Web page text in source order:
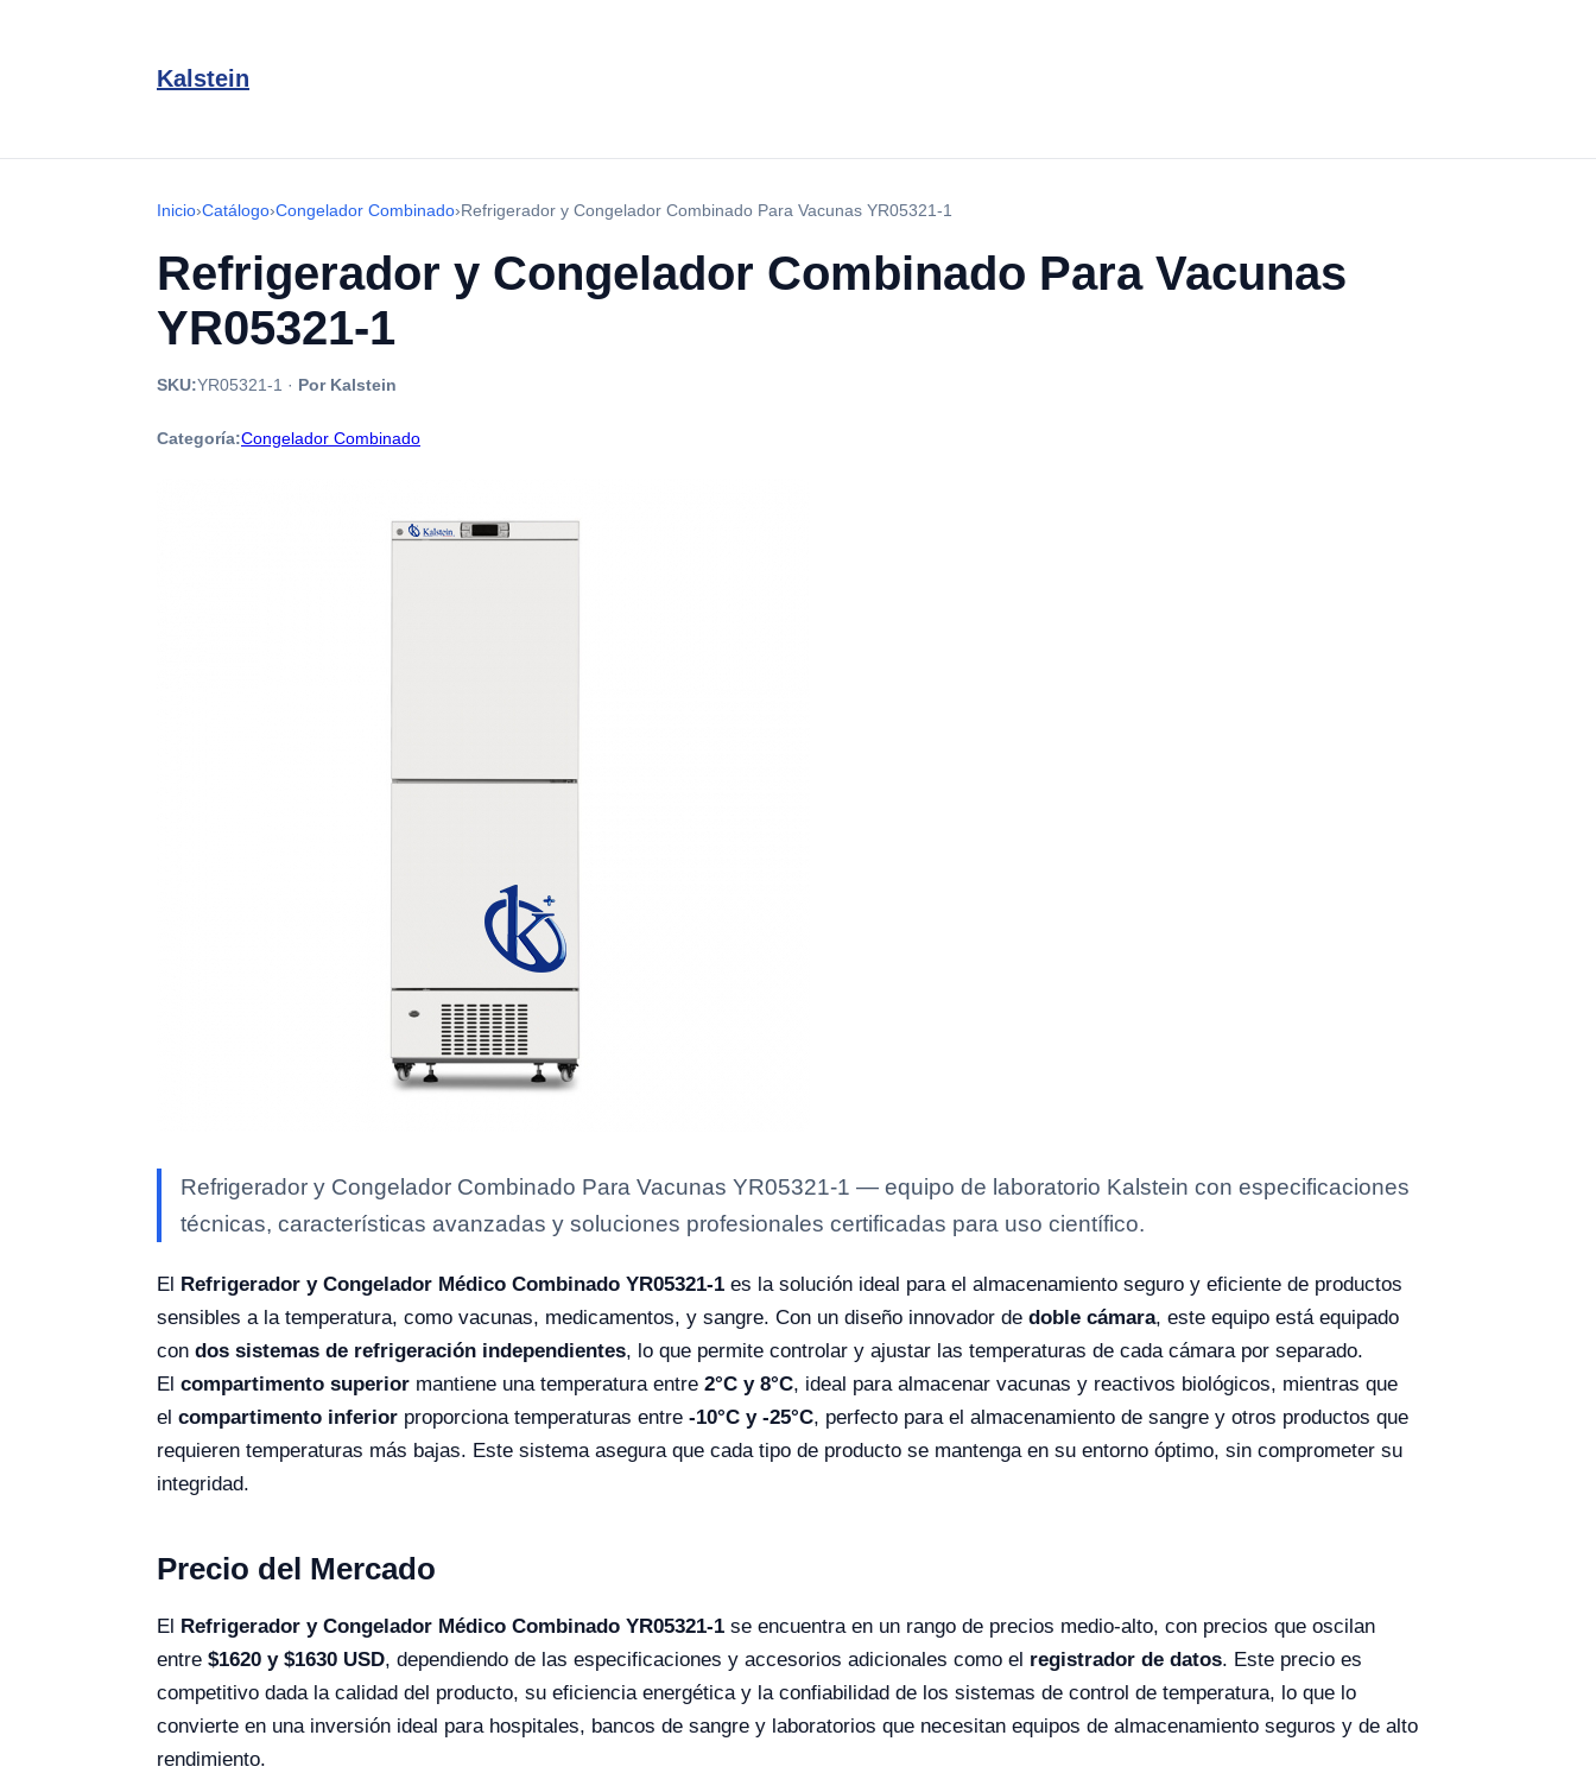
Kalstein
Inicio›Catálogo›Congelador Combinado›Refrigerador y Congelador Combinado Para Vacunas YR05321-1
Refrigerador y Congelador Combinado Para Vacunas
YR05321-1
SKU:YR05321-1 · Por Kalstein
Categoría:Congelador Combinado
Refrigerador y Congelador Combinado Para Vacunas YR05321-1 — equipo de laboratorio Kalstein con especificaciones
técnicas, características avanzadas y soluciones profesionales certificadas para uso científico.
El Refrigerador y Congelador Médico Combinado YR05321-1 es la solución ideal para el almacenamiento seguro y eficiente de productos
sensibles a la temperatura, como vacunas, medicamentos, y sangre. Con un diseño innovador de doble cámara, este equipo está equipado
con dos sistemas de refrigeración independientes, lo que permite controlar y ajustar las temperaturas de cada cámara por separado.
El compartimento superior mantiene una temperatura entre 2°C y 8°C, ideal para almacenar vacunas y reactivos biológicos, mientras que
el compartimento inferior proporciona temperaturas entre -10°C y -25°C, perfecto para el almacenamiento de sangre y otros productos que
requieren temperaturas más bajas. Este sistema asegura que cada tipo de producto se mantenga en su entorno óptimo, sin comprometer su
integridad.
Precio del Mercado
El Refrigerador y Congelador Médico Combinado YR05321-1 se encuentra en un rango de precios medio-alto, con precios que oscilan
entre $1620 y $1630 USD, dependiendo de las especificaciones y accesorios adicionales como el registrador de datos. Este precio es
competitivo dada la calidad del producto, su eficiencia energética y la confiabilidad de los sistemas de control de temperatura, lo que lo
convierte en una inversión ideal para hospitales, bancos de sangre y laboratorios que necesitan equipos de almacenamiento seguros y de alto
rendimiento.